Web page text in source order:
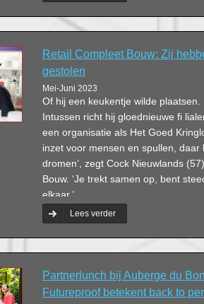
Retail Compleet Bouw: Zij
gestolen
Mei-Juni 2023
Of hij een keukentje wilde
Intussen richt hij gloednieuwe fi
een organisatie als Het Goed
inzet voor mensen en spullen,
dromen’, zegt Cock Nieuwlands
Bouw. ‘Je trekt samen op, bent
elkaar.’
Lees verder
Partnerlunch bij Auberge du
Futureproof betekent back to